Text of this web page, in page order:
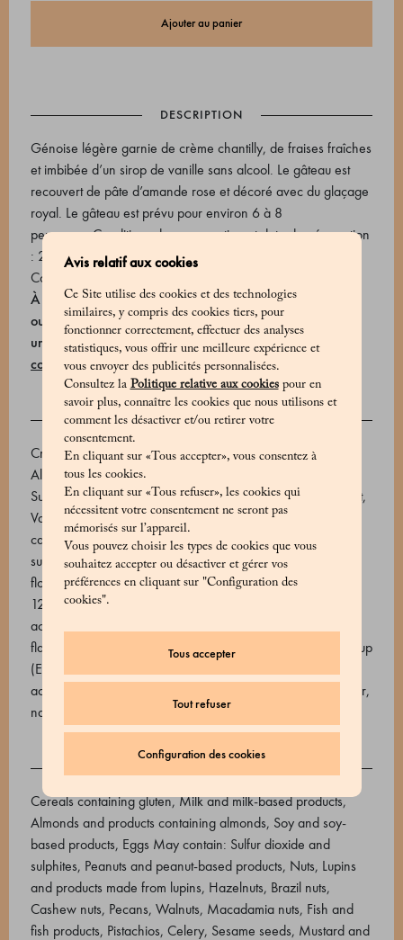
Avis relatif aux cookies
Ce Site utilise des cookies et des technologies
similaires, y compris des cookies tiers, pour
fonctionner correctement, effectuer des analyses
statistiques, vous offrir une meilleure expérience et
vous envoyer des publicités personnalisées.
Consultez la Politique relative aux cookiespour en
savoir plus, connaître les cookies que nous utilisons et
comment les désactiver et/ou retirer votre
consentement.
En cliquant sur «Tous accepter», vous consentez à
tous les cookies.
En cliquant sur «Tous refuser», les cookies qui
nécessitent votre consentement ne seront pas
mémorisés sur l’appareil.
Vous pouvez choisir les types de cookies que vous
souhaitez accepter ou désactiver et gérer vos
préférences en cliquant sur "Configuration des
cookies".
Tous accepter
Tout refuser
Configuration des cookies
Ajouter au panier
DESCRIPTION
Génoise légère garnie de crème chantilly, de fraises fraîches
et imbibée d’un sirop de vanille sans alcool. Le gâteau est
recouvert de pâte d’amande rose et décoré avec du glaçage
royal. Le gâteau est prévu pour environ 6 à 8
personnes.Conditions de conservation et date de péremption
: 2 jours à max 4°C.
Code produit: 700818078_V
À Milan, vous pouvez planifier votre livraison à domicile
ou choisir un magasin Marchesi où vous pouvez réserver
un retrait gratuit.Découvrez comment recevoir votre
commande.
INGRÈDIENTS
Cream, Strawberries, Almond paste for covering (Sugar,
Almonds, glucose syrup, E202), Custard (Fresh eggs, Milk,
Sugar, Cream, Rice starch, Cane sugar, Vanilla seed extract,
Vanilla paste (Glucose syrup; water; vanilla extract;
caramelised sugar)), Sugar, Butter, Vanilla extract (Brown
sugar syrup, vanilla extract), Pasteurized egg yolk, Wheat
flour, Fresh eggs, Starch potato, water, water-soluble red E
124 (water, color E124 ponceau 4R (may negatively affect
activity and attention in children), ethyl alcohol, vanilla
flavouring), honey, mounting medium (stabiliser: sorbitol syrup
(E420ii), emulsified : E471 (mono and diglycerides of fatty
acids), water, flavourings), vanilla alcoholate (alcohol, water,
natural Bourbon vanilla infusion, flavourings), glucose syrup
Cereals containing gluten, Milk and milk-based products,
Almonds and products containing almonds, Soy and soy-
based products, Eggs May contain: Sulfur dioxide and
sulphites, Peanuts and peanut-based products, Nuts, Lupins
and products made from lupins, Hazelnuts, Brazil nuts,
Cashew nuts, Pecans, Walnuts, Macadamia nuts, Fish and
fish products, Pistachios, Celery, Sesame seeds, Mustard and